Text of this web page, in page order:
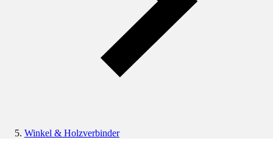
Winkel & Holzverbinder